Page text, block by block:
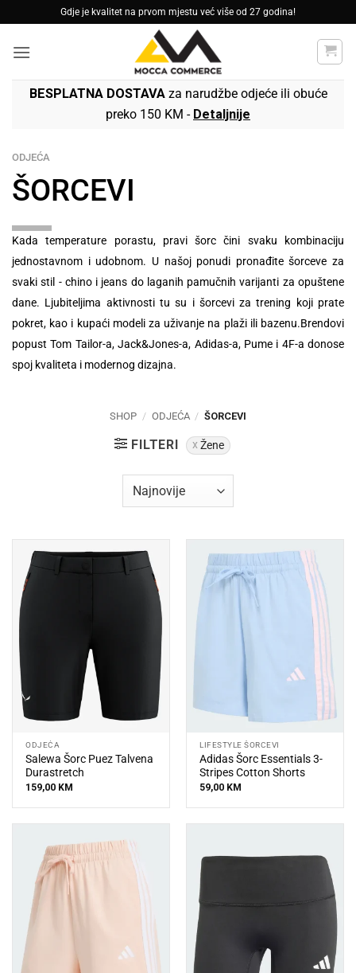
to
content
Gdje je kvalitet na prvom mjestu već više od 27 godina!
BESPLATNA DOSTAVAza narudžbe odjeće ili obuće
preko 150 KM - Detaljnije
ODJEĆA
ŠORCEVI
Kada temperature porastu, pravi šorc čini svaku kombinaciju
jednostavnom i udobnom. U našoj ponudi pronađite šorceve za
svaki stil - chino i jeans do laganih pamučnih varijanti za opuštene
dane. Ljubiteljima aktivnosti tu su i šorcevi za trening koji prate
pokret, kao i kupaći modeli za uživanje na plaži ili bazenu.Brendovi
popust Tom Tailor-a, Jack&Jones-a, Adidas-a, Pume i 4F-a donose
spoj kvaliteta i modernog dizajna.
SHOP / ODJEĆA / ŠORCEVI
FILTERI Žene
ODJEĆA
Salewa Šorc Puez Talvena
Durastretch
159,00 KM
LIFESTYLE ŠORCEVI
Adidas Šorc Essentials 3-
Stripes Cotton Shorts
59,00 KM